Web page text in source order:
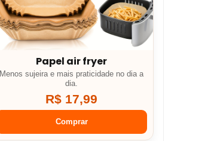
Papel air fryer
Menos sujeira e mais praticidade no dia a
dia.
R$ 17,99
Comprar